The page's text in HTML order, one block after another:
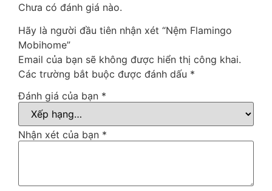
Chưa có đánh giá nào.
Hãy là người đầu tiên nhận xét “Nệm Flamingo
Mobihome”
Email của bạn sẽ không được hiển thị công khai.
Các trường bắt buộc được đánh dấu *
Đánh giá của bạn *
Nhận xét của bạn *